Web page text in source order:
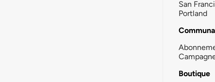
San
Portland
Boutique